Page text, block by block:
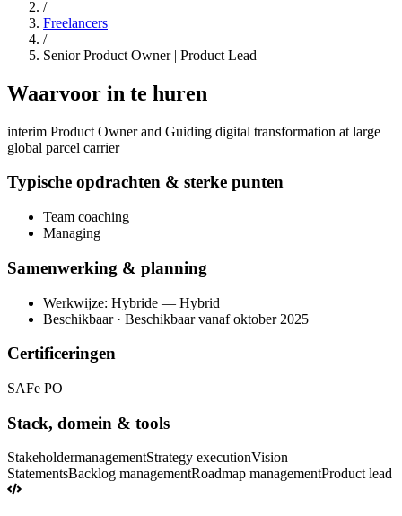
/
Freelancers
/
Senior Product Owner | Product Lead
Waarvoor in te huren
interim Product Owner and Guiding digital transformation at large
global parcel carrier
Typische opdrachten & sterke punten
Team coaching
Managing
Samenwerking & planning
Werkwijze: Hybride — Hybrid
Beschikbaar · Beschikbaar vanaf oktober 2025
Certificeringen
SAFe PO
Stack, domein & tools
StakeholdermanagementStrategy executionVision
StatementsBacklog managementRoadmap managementProduct lead